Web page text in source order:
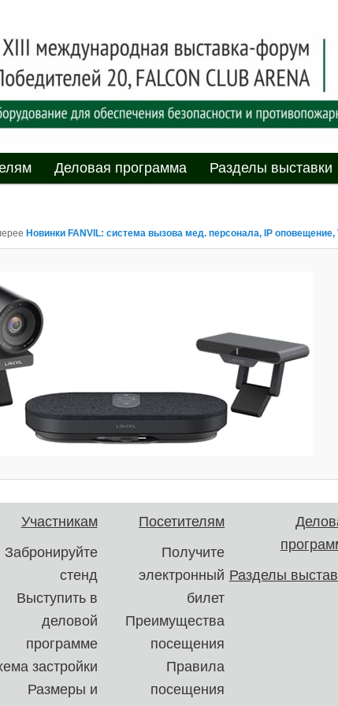
выставка-форум
защиты. 4-5 июня 2025, Минск, пр. Победителей,
Деловая программа Разделы выставки
Новинки FANVIL: система вызова мед. персонала, IP оповещение,
Участникам
Забронируйте
стенд
Выступить в
деловой
программе
застройки
Размеры и
Посетителям
Получите
электронный
билет
Преимущества
посещения
Правила
посещения
Разделы